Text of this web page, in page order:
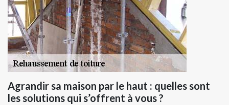
Agrandir sa maison par le haut : quelles sont
les solutions qui s’offrent à vous ?